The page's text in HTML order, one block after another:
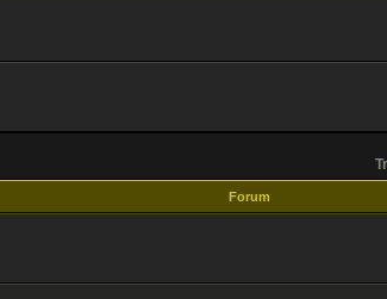
Forum